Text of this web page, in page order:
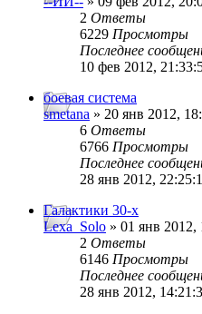
2 Ответы
6229 Просмотры
Последнее
10 фев 2012,
боевая система
smetana » 20 янв 2012,
6 Ответы
6766 Просмотры
Последнее
28 янв 2012,
Галактики 30-х
Lexa_Solo » 01 янв 2012,
2 Ответы
6146 Просмотры
Последнее
28 янв 2012,